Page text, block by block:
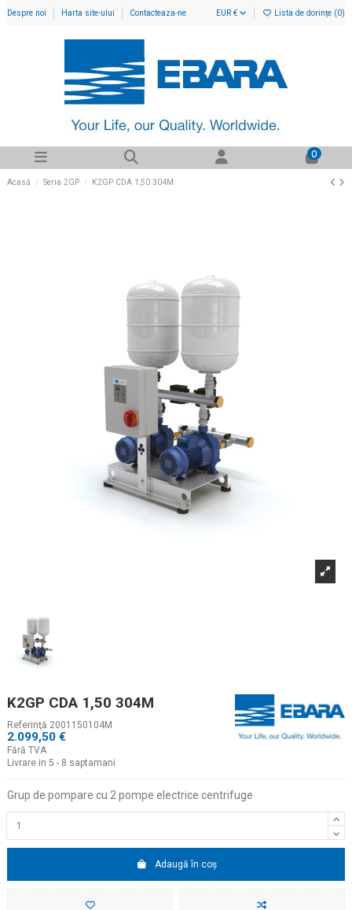
Despre noi Harta site-ului Contacteaza-ne EUR € Lista de dorințe (0)
0
Acasă Seria 2GP K2GP CDA 1,50 304M
K2GP CDA 1,50 304M
Referinţă 2001150104M
2.099,50 €
Fără TVA
Livrare in 5 - 8 saptamani
Grup de pompare cu 2 pompe electrice centrifuge
Adaugă în coș